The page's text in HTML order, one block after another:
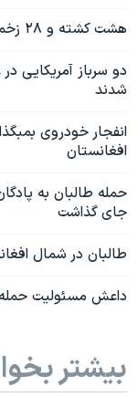
هشت کشته و ۲۸ زخمی در انفجار انتحاری در کابل
دو سرباز آمریکایی
شدند
انفجار خودروی
افغانستان
جای گذاشت
طالبان در شمال
داعش مسئولیت حمله
بیشتر